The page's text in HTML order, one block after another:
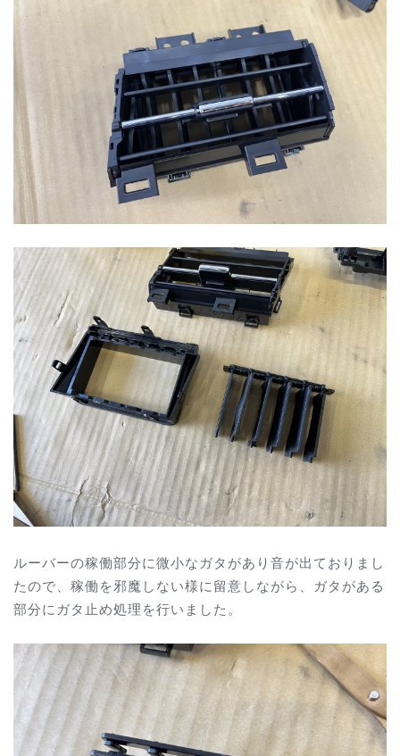
ルーバーの稼働部分に微小なガタがあり音が出ておりまし
たので、稼働を邪魔しない様に留意しながら、ガタがある
部分にガタ止め処理を行いました。